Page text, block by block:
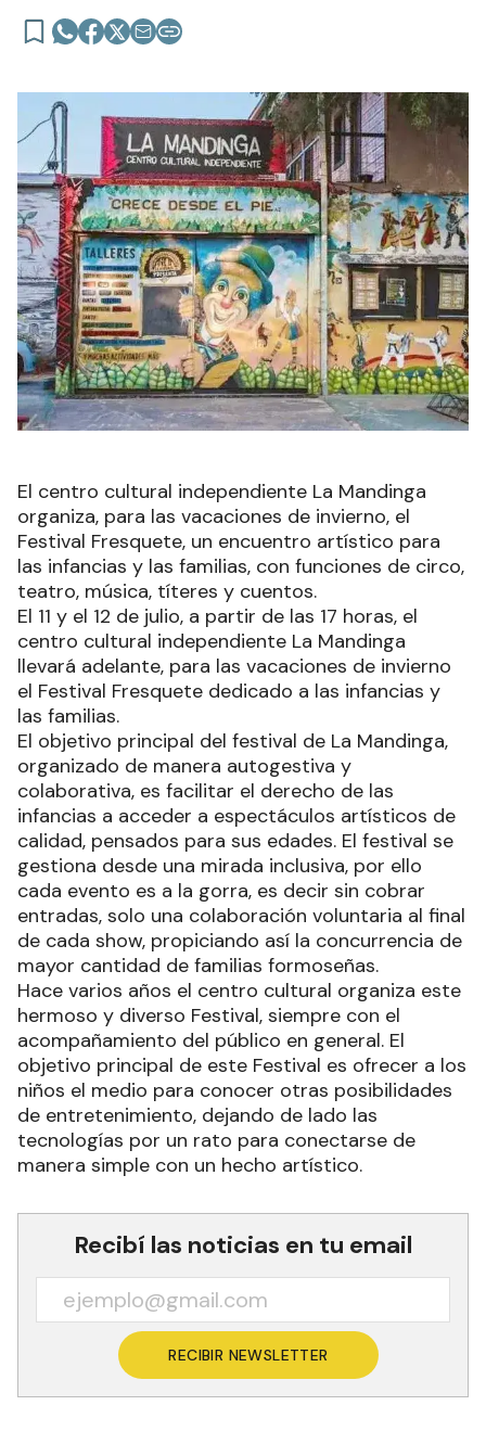
El centro cultural independiente La Mandinga
organiza, para las vacaciones de invierno, el
Festival Fresquete, un encuentro artístico para
las infancias y las familias, con funciones de circo,
teatro, música, títeres y cuentos.
El 11 y el 12 de julio, a partir de las 17 horas, el
centro cultural independiente La Mandinga
llevará adelante, para las vacaciones de invierno
el Festival Fresquete dedicado a las infancias y
las familias.
El objetivo principal del festival de La Mandinga,
organizado de manera autogestiva y
colaborativa, es facilitar el derecho de las
infancias a acceder a espectáculos artísticos de
calidad, pensados para sus edades. El festival se
gestiona desde una mirada inclusiva, por ello
cada evento es a la gorra, es decir sin cobrar
entradas, solo una colaboración voluntaria al final
de cada show, propiciando así la concurrencia de
mayor cantidad de familias formoseñas.
Hace varios años el centro cultural organiza este
hermoso y diverso Festival, siempre con el
acompañamiento del público en general. El
objetivo principal de este Festival es ofrecer a los
niños el medio para conocer otras posibilidades
de entretenimiento, dejando de lado las
tecnologías por un rato para conectarse de
manera simple con un hecho artístico.
Recibí las noticias en tu email
RECIBIR NEWSLETTER